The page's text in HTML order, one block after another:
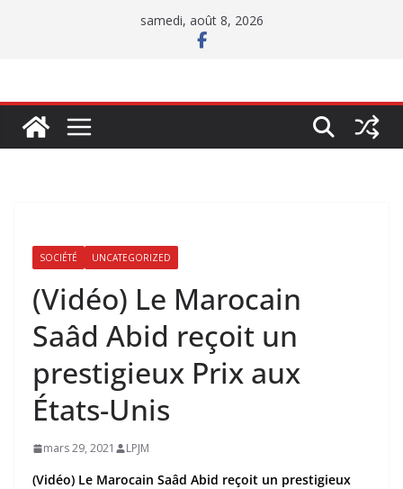
samedi, août 8, 2026
SOCIÉTÉ UNCATEGORIZED
(Vidéo) Le Marocain
Saâd Abid reçoit un
prestigieux Prix aux
États-Unis
mars 29, 2021 LPJM
(Vidéo) Le Marocain Saâd Abid reçoit un prestigieux